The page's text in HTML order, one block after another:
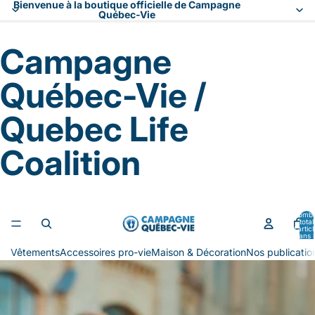
Bienvenue à la boutique officielle de Campagne
Québec-Vie
Campagne
Québec-Vie /
Quebec Life
Coalition
total
dans
VêtementsAccessoires pro-vieMaison & DécorationNos